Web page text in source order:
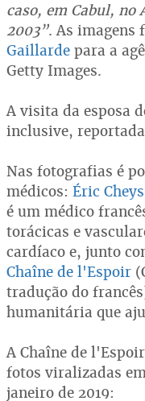
caso, em Cabul, no
2003”. As imagens
Gaillarde para a
Getty Images.
A visita da esposa
inclusive,
Nas fotografias é
médicos: Éric
é um médico
torácicas e
cardíaco e, junto
Chaîne de l'Espoir
tradução do
humanitária que
A Chaîne de
fotos viralizadas
janeiro de 2019: